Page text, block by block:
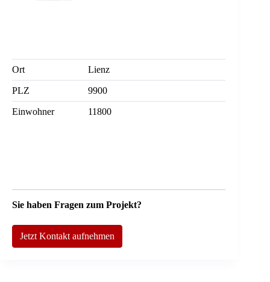
Ort Lienz
PLZ 9900
Einwohner 11800
Sie haben Fragen zum Projekt?
Jetzt Kontakt aufnehmen